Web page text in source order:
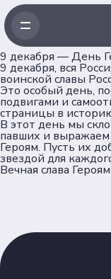
9 декабря — День
9 декабря, вся
воинской славы
Это особый день,
подвигами и
страницы в
️В этот день мы
павших и выражаем
Героям. Пусть их
звездой для
Вечная слава
Главная
Рейтинг
Форумная